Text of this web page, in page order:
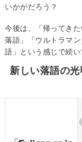
いかがだろう？
今後は、「帰ってき
落語」「ウルトラマ
語」という感じで続
新しい落語の光